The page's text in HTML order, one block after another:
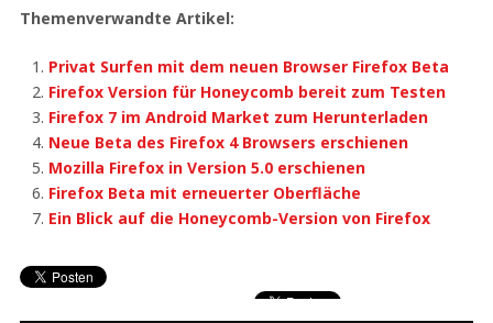
Themenverwandte Artikel:
Privat Surfen mit dem neuen Browser Firefox Beta
Firefox Version für Honeycomb bereit zum Testen
Firefox 7 im Android Market zum Herunterladen
Neue Beta des Firefox 4 Browsers erschienen
Mozilla Firefox in Version 5.0 erschienen
Firefox Beta mit erneuerter Oberfläche
Ein Blick auf die Honeycomb-Version von Firefox